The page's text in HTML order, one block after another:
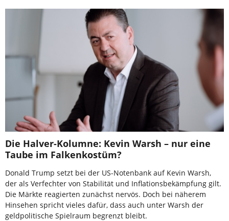
Die Halver-Kolumne: Kevin Warsh – nur eine
Taube im Falkenkostüm?
Donald Trump setzt bei der US-Notenbank auf Kevin Warsh,
der als Verfechter von Stabilität und Inflationsbekämpfung gilt.
Die Märkte reagierten zunächst nervös. Doch bei näherem
Hinsehen spricht vieles dafür, dass auch unter Warsh der
geldpolitische Spielraum begrenzt bleibt.